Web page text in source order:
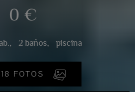
0 €
2 baños, piscina
FOTOS